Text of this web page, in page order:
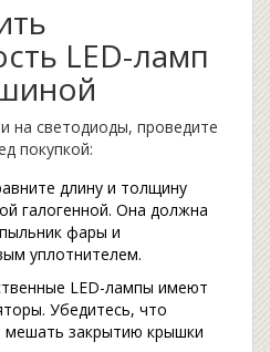
LED-ламп
на светодиоды, проведите
покупкой:
длину и толщину
галогенной. Она должна
фары и
уплотнителем.
LED-лампы имеют
Убедитесь, что
мешать закрытию крышки